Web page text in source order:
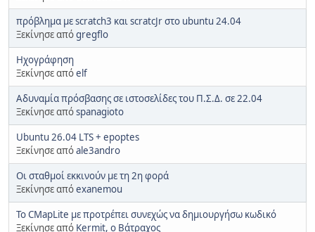
πρόβλημα με scratch3 και scratcJr στο ubuntu 24.04
Ξεκίνησε απόgregflo
Ηχογράφηση
Ξεκίνησε απόelf
Αδυναμία πρόσβασης σε ιστοσελίδες του Π.Σ.Δ. σε 22.04
Ξεκίνησε απόspanagioto
Ubuntu 26.04 LTS + epoptes
Ξεκίνησε απόale3andro
Οι σταθμοί εκκινούν με τη 2η φορά
Ξεκίνησε απόexanemou
To CMapLite με προτρέπει συνεχώς να δημιουργήσω κωδικό
Ξεκίνησε από Kermit, ο Βάτραχος